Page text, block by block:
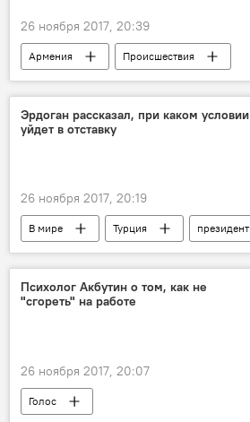
26 ноября 2017, 20:39
Армения
Происшествия
Происшествия и инциденты в Ереване
Эрдоган рассказал, при каком условии
уйдет в отставку
26 ноября 2017, 20:19
В мире Турция
президент
отставки
Психолог Акбутин о том, как не
"сгореть" на работе
26 ноября 2017, 20:07
Голос